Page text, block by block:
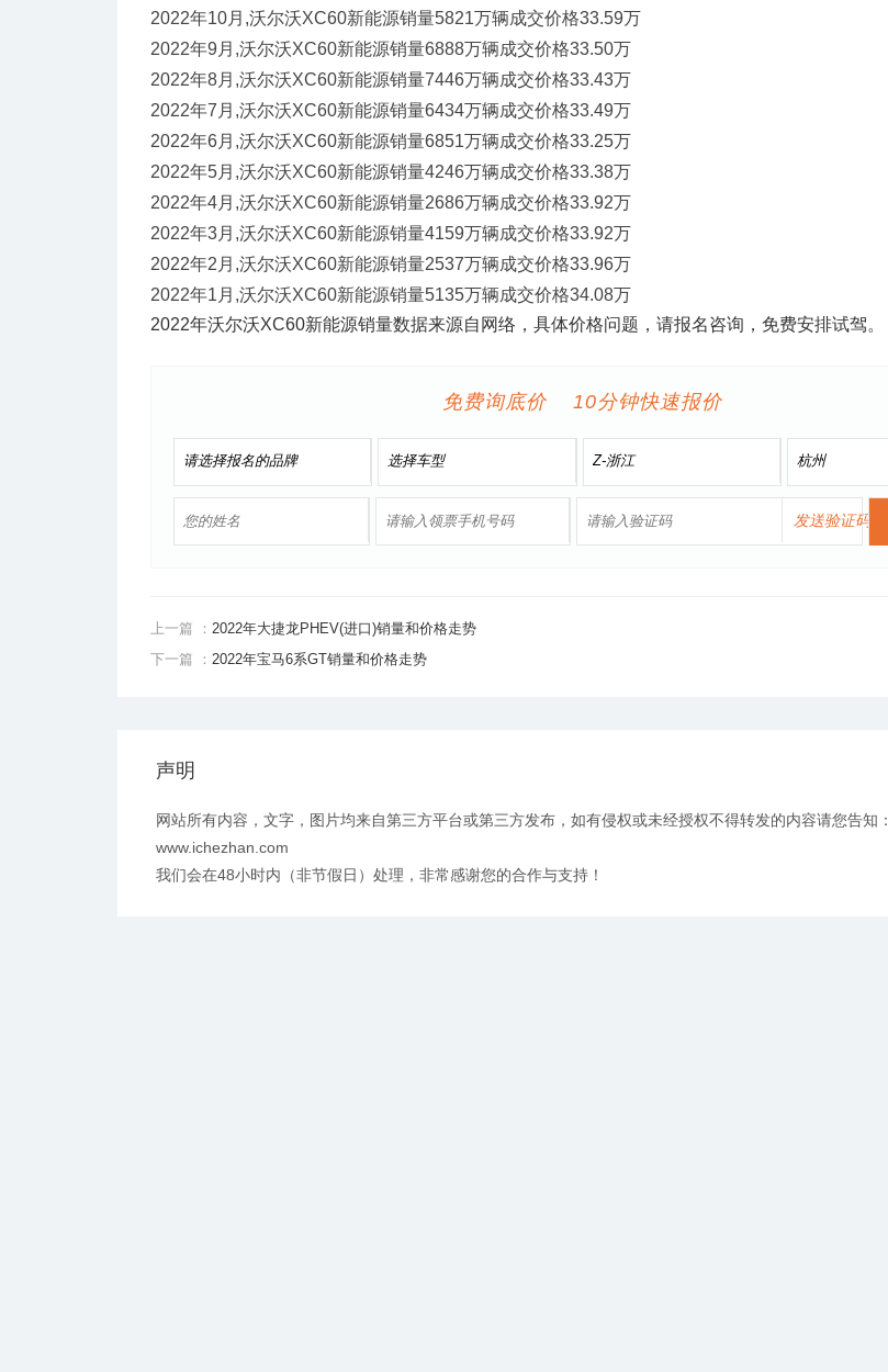
2022年10月,沃尔沃XC60新能源销量5821万辆成交价格33.59万
2022年9月,沃尔沃XC60新能源销量6888万辆成交价格33.50万
2022年8月,沃尔沃XC60新能源销量7446万辆成交价格33.43万
2022年7月,沃尔沃XC60新能源销量6434万辆成交价格33.49万
2022年6月,沃尔沃XC60新能源销量6851万辆成交价格33.25万
2022年5月,沃尔沃XC60新能源销量4246万辆成交价格33.38万
2022年4月,沃尔沃XC60新能源销量2686万辆成交价格33.92万
2022年3月,沃尔沃XC60新能源销量4159万辆成交价格33.92万
2022年2月,沃尔沃XC60新能源销量2537万辆成交价格33.96万
2022年1月,沃尔沃XC60新能源销量5135万辆成交价格34.08万
2022年沃尔沃XC60新能源销量数据来源自网络，具体价格问题，请报名咨询，免费安排试驾。
免费询底价 10分钟快速报价
发送验证码
上一篇 ： 2022年大捷龙PHEV(进口)销量和价格走势
下一篇 ： 2022年宝马6系GT销量和价格走势
声明
网站所有内容，文字，图片均来自第三方平台或第三方发布，如有侵权或未经授权不得转发的内容请您告知：
www.ichezhan.com
我们会在48小时内（非节假日）处理，非常感谢您的合作与支持！